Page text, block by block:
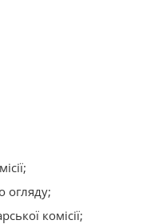
огляду;
комісії;